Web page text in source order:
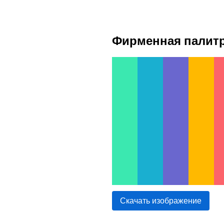
Фирменная
Скачать изображение